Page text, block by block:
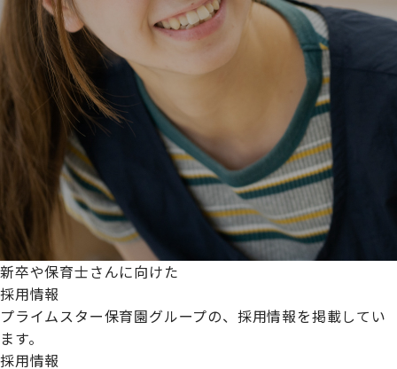
新卒や保育士さんに向けた
採用情報
プライムスター保育園グループの、採用情報を掲載してい
ます。
採用情報